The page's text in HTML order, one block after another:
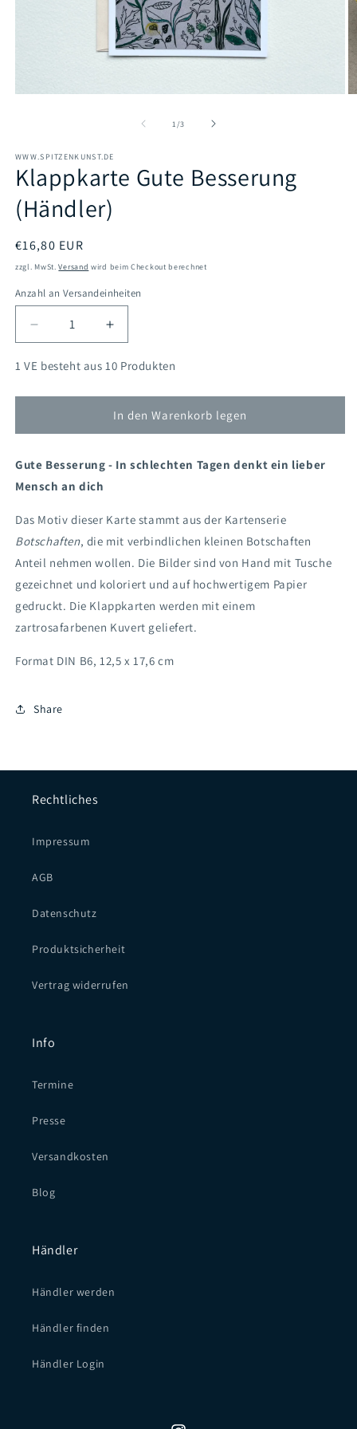
1 /von
3
WWW.SPITZENKUNST.DE
Klappkarte Gute Besserung
(Händler)
Normaler
Preis
€16,80 EUR
zzgl. MwSt.Versand wird beim Checkout berechnet
Anzahl an Versandeinheiten
Verringere
die
Menge
Klappkarte
Besserung
Erhöhe
die
Menge
Klappkarte
Gute
Besserung
1 VE besteht aus 10 Produkten
In den Warenkorb legen
Gute Besserung - In schlechten Tagen denkt ein lieber
Mensch an dich
Das Motiv dieser Karte stammt aus der Kartenserie
Botschaften, die mit verbindlichen kleinen Botschaften
Anteil nehmen wollen. Die Bilder sind von Hand mit Tusche
gezeichnet und koloriert und auf hochwertigem Papier
gedruckt. Die Klappkarten werden mit einem
zartrosafarbenen Kuvert geliefert.
Format DIN B6, 12,5 x 17,6 cm
Share
Rechtliches
Impressum
AGB
Datenschutz
Produktsicherheit
Vertrag widerrufen
Info
Termine
Presse
Versandkosten
Blog
Händler
Händler werden
Händler finden
Händler Login